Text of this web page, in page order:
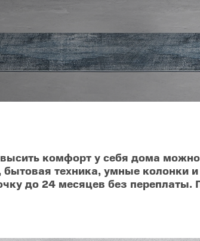
POCO F
POCO M
POCO C
realme C
realme 14
комфорт у себя дома
техника, умные колонки
до 24 месяцев без переплаты.